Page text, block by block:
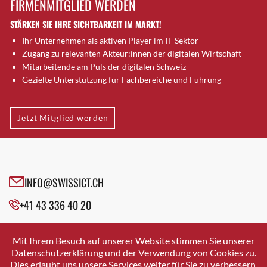
Brugg AG
Brütten
Bubendorf
Bubikon
Buchs (SG)
Bäretswil
Bülach
Cazis
Crissier
Davos Platz
Dierikon
Dietikon
FIRMENMITGLIED WERDEN
STÄRKEN SIE IHRE SICHTBARKEIT IM MARKT!
Ihr Unternehmen als aktiven Player im IT-Sektor
Zugang zu relevanten Akteur:innen der digitalen Wirtschaft
Mitarbeitende am Puls der digitalen Schweiz
Gezielte Unterstützung für Fachbereiche und Führung
Jetzt Mitglied werden
INFO@SWISSICT.CH
+41 43 336 40 20
SWISSICT
VULKANSTRASSE 120
8048 ZURICH
Mit Ihrem Besuch auf unserer Website stimmen Sie unserer
Datenschutzerklärung und der Verwendung von Cookies zu.
Dies erlaubt uns unsere Services weiter für Sie zu verbessern.